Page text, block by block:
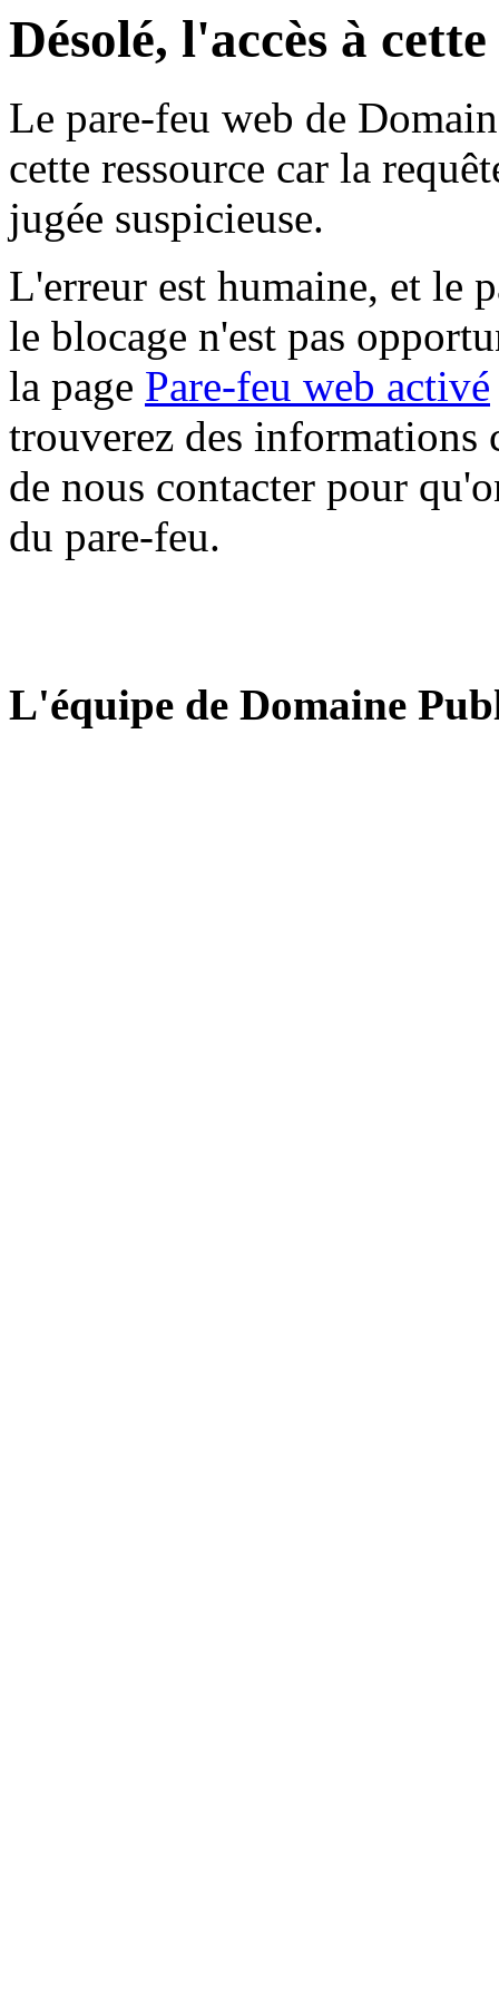
Désolé, l'accès à
Le pare-feu web de
cette ressource car la
jugée suspicieuse.
L'erreur est humaine, et le
le blocage n'est pas
la page Pare-feu web activé
trouverez des informations
de nous contacter pour
du pare-feu.
L'équipe de Domaine